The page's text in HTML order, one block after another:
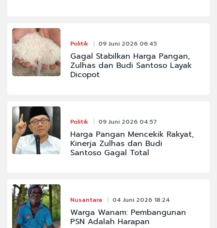
Politik 09 Juni 2026 06:45
Gagal Stabilkan Harga Pangan,
Zulhas dan Budi Santoso Layak
Dicopot
Politik 09 Juni 2026 04:57
Harga Pangan Mencekik Rakyat,
Kinerja Zulhas dan Budi
Santoso Gagal Total
Nusantara 04 Juni 2026 18:24
Warga Wanam: Pembangunan
PSN Adalah Harapan